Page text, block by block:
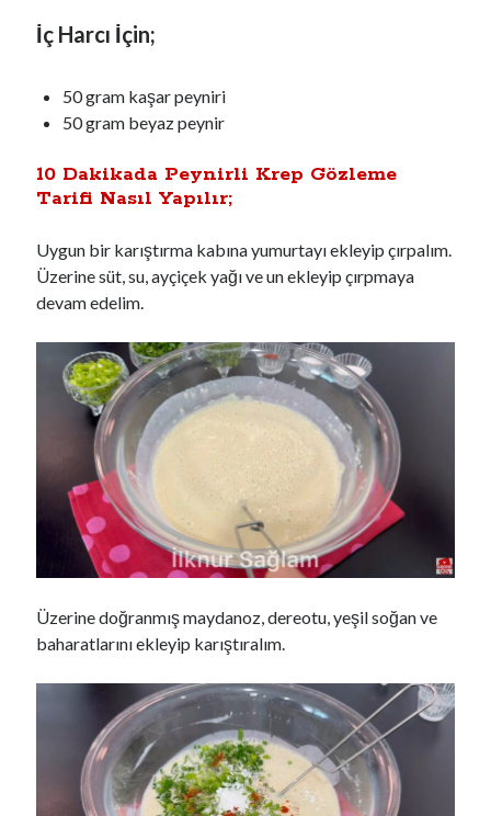
İç Harcı İçin;
50 gram kaşar peyniri
50 gram beyaz peynir
10 Dakikada Peynirli Krep Gözleme
Tarifi Nasıl Yapılır;
Uygun bir karıştırma kabına yumurtayı ekleyip çırpalım.
Üzerine süt, su, ayçiçek yağı ve un ekleyip çırpmaya
devam edelim.
Üzerine doğranmış maydanoz, dereotu, yeşil soğan ve
baharatlarını ekleyip karıştıralım.